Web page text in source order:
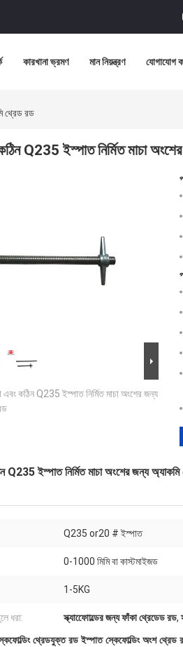
কারখানা ভ্রমণ মান নিয়ন্ত্রণ যোগাযোগ
থ্রেড রড
Q235 ইস্পাত নির্মিত মাচা
এবং কঠিন Q235 ইস্পাত নির্মিত মাচা অংশের জন্য
Q235 ইস্পাত নির্মিত মাচা অংশের জন্য
Q235 or20 # ইস্পাত
0-1000 মিমি বা কাস্টমাইজড
1-5KG
ধরা: স্ক্যাফোোল্ডের জন্য ফাঁকা থ্রেডেড রড,
থ্রেডযুক্ত রড ইস্পাত স্কেফোল্ডিং অংশ থ্রেড